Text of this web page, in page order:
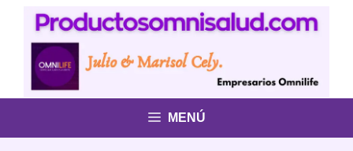
Saltar
contenido
MENÚ